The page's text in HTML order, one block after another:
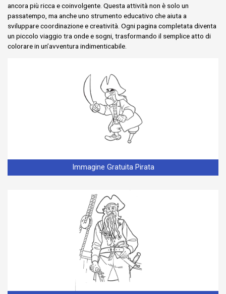
ancora più ricca e coinvolgente. Questa attività non è solo un
passatempo, ma anche uno strumento educativo che aiuta a
sviluppare coordinazione e creatività. Ogni pagina completata diventa
un piccolo viaggio tra onde e sogni, trasformando il semplice atto di
colorare in un’avventura indimenticabile.
Immagine Gratuita Pirata